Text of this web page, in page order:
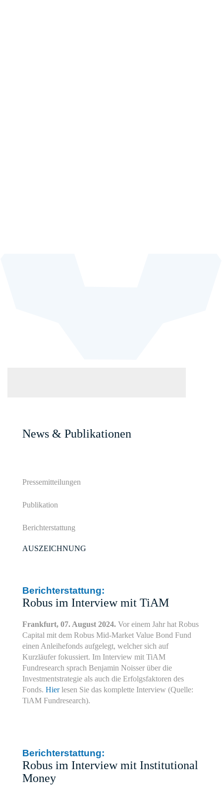
News & Publikationen
Pressemitteilungen
Publikation
Berichterstattung
AUSZEICHNUNG
Berichterstattung:
Robus im Interview mit TiAM
Frankfurt, 07. August 2024. Vor einem Jahr hat Robus
Capital mit dem Robus Mid-Market Value Bond Fund
einen Anleihefonds aufgelegt, welcher sich auf
Kurzläufer fokussiert. Im Interview mit TiAM
Fundresearch sprach Benjamin Noisser über die
Investmentstrategie als auch die Erfolgsfaktoren des
Fonds. Hierlesen Sie das komplette Interview (Quelle:
TiAM Fundresearch).
Berichterstattung:
Robus im Interview mit Institutional
Money